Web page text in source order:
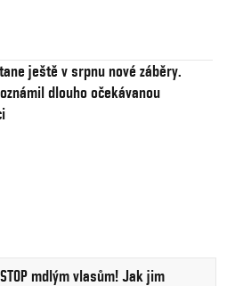
ještě v srpnu nové záběry.
dlouho očekávanou
mdlým vlasům! Jak jim